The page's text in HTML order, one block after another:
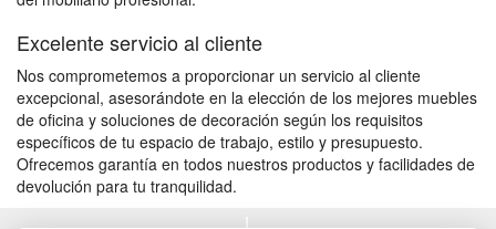
Excelente servicio al cliente
Nos comprometemos a proporcionar un servicio al cliente
excepcional, asesorándote en la elección de los mejores muebles
de oficina y soluciones de decoración según los requisitos
específicos de tu espacio de trabajo, estilo y presupuesto.
Ofrecemos garantía en todos nuestros productos y facilidades de
devolución para tu tranquilidad.